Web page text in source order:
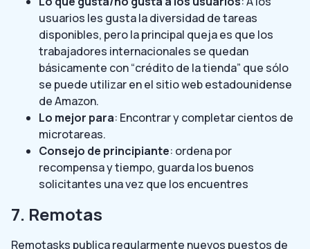
usuarios les gusta la diversidad de tareas
disponibles, pero la principal queja es que los
trabajadores internacionales se quedan
básicamente con “crédito de la tienda” que sólo
se puede utilizar en el sitio web estadounidense
de Amazon.
Lo mejor para: Encontrar y completar cientos de
microtareas.
Consejo de principiante: ordena por
recompensa y tiempo, guarda los buenos
solicitantes una vez que los encuentres
7. Remotas
Remotasks publica regularmente nuevos puestos de